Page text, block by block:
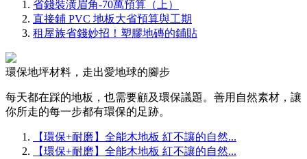
省錢裝潢眉角-70萬預算（上）
直接鋪 PVC 地板大省預算與工期
租屋族省錢妙招！塑膠地磚的鋪貼
環保地坪材料，走出愛地球的腳步
每天都在踩的地板，也需要顧及環保議題。善用自然素材，讓
你所走的每一步都有環保的足跡。
【環保+耐磨】全能木地板 紅不讓的自然...
【環保+耐磨】全能木地板 紅不讓的自然...